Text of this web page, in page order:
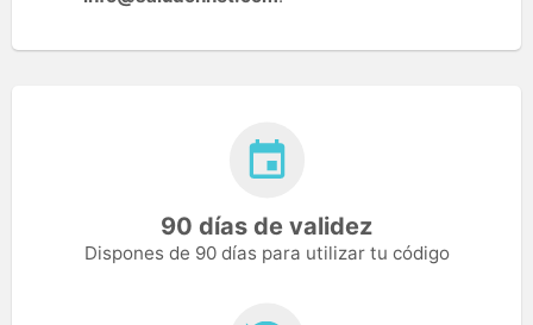
90 días de validez
Dispones de 90 días para utilizar tu código